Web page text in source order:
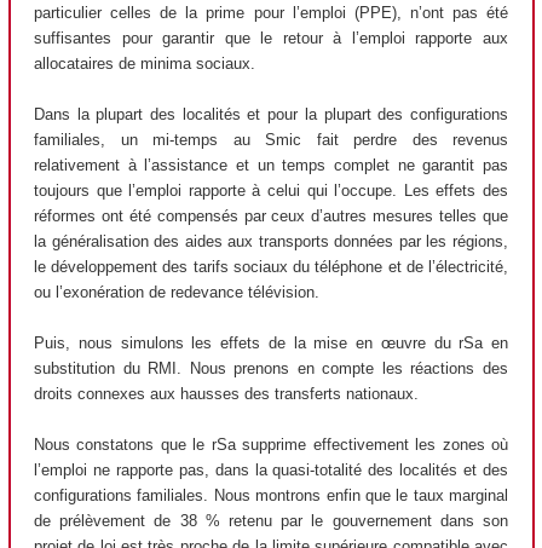
particulier celles de la prime pour l’emploi (PPE), n’ont pas été
suffisantes pour garantir que le retour à l’emploi rapporte aux
allocataires de minima sociaux.
Dans la plupart des localités et pour la plupart des configurations
familiales, un mi-temps au Smic fait perdre des revenus
relativement à l’assistance et un temps complet ne garantit pas
toujours que l’emploi rapporte à celui qui l’occupe. Les effets des
réformes ont été compensés par ceux d’autres mesures telles que
la généralisation des aides aux transports données par les régions,
le développement des tarifs sociaux du téléphone et de l’électricité,
ou l’exonération de redevance télévision.
Puis, nous simulons les effets de la mise en œuvre du rSa en
substitution du RMI. Nous prenons en compte les réactions des
droits connexes aux hausses des transferts nationaux.
Nous constatons que le rSa supprime effectivement les zones où
l’emploi ne rapporte pas, dans la quasi-totalité des localités et des
configurations familiales. Nous montrons enfin que le taux marginal
de prélèvement de 38 % retenu par le gouvernement dans son